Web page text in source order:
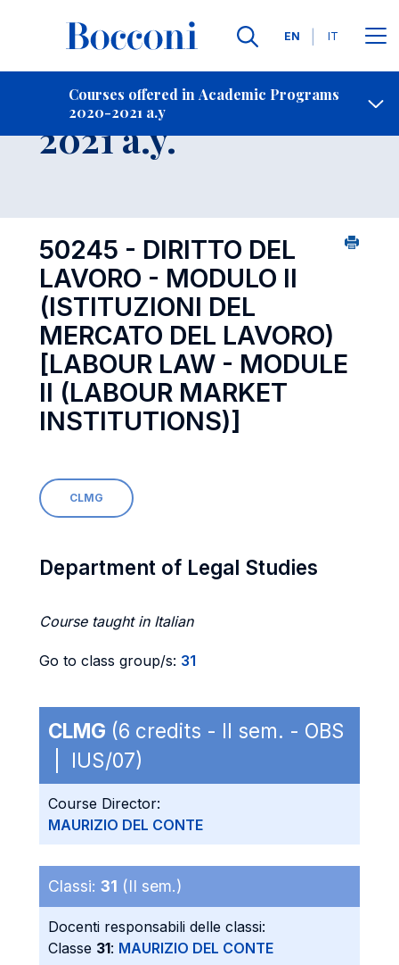
Languages
EN IT
Courses offered in Academic Programs
2020-2021 a.y
Contact Us
Course 2020-
2021 a.y.
50245 - DIRITTO DEL
LAVORO - MODULO II
(ISTITUZIONI DEL
MERCATO DEL LAVORO)
[LABOUR LAW - MODULE
II (LABOUR MARKET
INSTITUTIONS)]
CLMG
Department of Legal Studies
Course taught in Italian
Go to class group/s: 31
CLMG (6 credits - II sem. - OBS
| IUS/07)
Course Director:
MAURIZIO DEL CONTE
Classi: 31 (II sem.)
Docenti responsabili delle classi:
Classe 31: MAURIZIO DEL CONTE